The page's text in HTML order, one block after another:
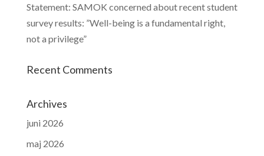
Statement: SAMOK concerned about recent student
survey results: ”Well-being is a fundamental right,
not a privilege”
Recent Comments
Archives
juni 2026
maj 2026